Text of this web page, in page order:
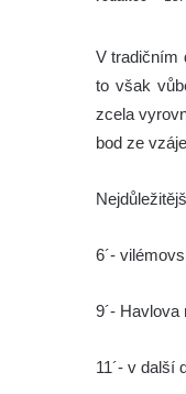
V tradičním
to však
zcela
bod ze
6´-
9´-
11´- v další